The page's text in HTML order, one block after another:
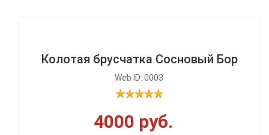
Колотая брусчатка Сосновый Бор
Web ID: 0003
4000 руб.